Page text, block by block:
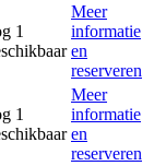
1
Meer
informatie
en
reserveren
1
Meer
informatie
en
reserveren